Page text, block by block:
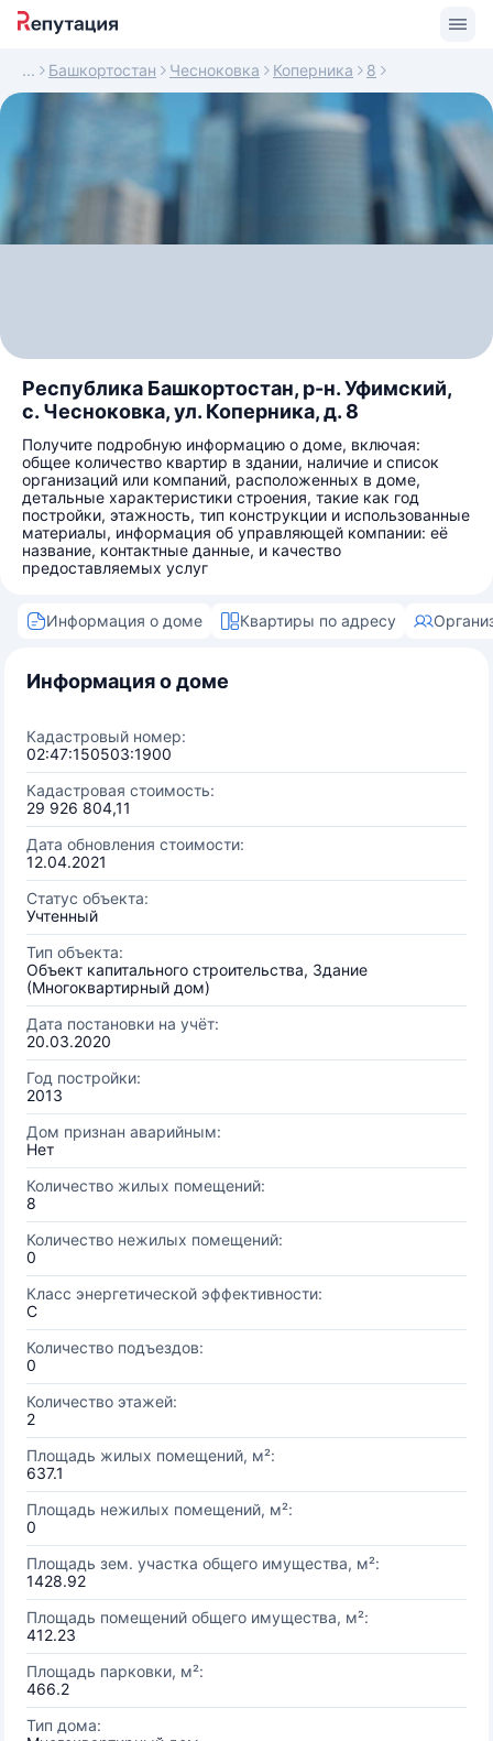
Башкортостан Чесноковка Коперника 8
Республика Башкортостан, р-н. Уфимский,
с. Чесноковка, ул. Коперника, д. 8
Получите подробную информацию о доме, включая:
общее количество квартир в здании, наличие и список
организаций или компаний, расположенных в доме,
детальные характеристики строения, такие как год
постройки, этажность, тип конструкции и использованные
материалы, информация об управляющей компании: её
название, контактные данные, и качество
предоставляемых услуг
Информация о доме Квартиры по адресу
Информация о доме
Кадастровый номер:
02:47:150503:1900
Кадастровая стоимость:
29 926 804,11
Дата обновления стоимости:
12.04.2021
Статус объекта:
Учтенный
Тип объекта:
Объект капитального строительства, Здание
(Многоквартирный дом)
Дата постановки на учёт:
20.03.2020
Год постройки:
2013
Дом признан аварийным:
Нет
Количество жилых помещений:
8
Количество нежилых помещений:
0
Класс энергетической эффективности:
C
Количество подъездов:
0
Количество этажей:
2
Площадь жилых помещений, м²:
637.1
Площадь нежилых помещений, м²:
0
Площадь зем. участка общего имущества, м²:
1428.92
Площадь помещений общего имущества, м²:
412.23
Площадь парковки, м²:
466.2
Тип дома: